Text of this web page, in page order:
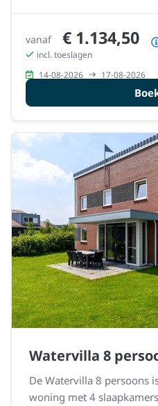
vanaf € 1.134,50
incl. toeslagen
14-08-2026
17-08-2026
Watervilla 8
De Watervilla 8 persoons
woning met 4